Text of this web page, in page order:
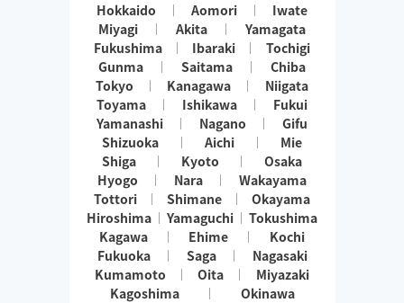
Hokkaido Aomori
Iwate
Miyagi
Akita
Yamagata
Fukushima
Ibaraki
Tochigi
Gunma
Saitama
Chiba
Tokyo
Kanagawa
Niigata
Toyama
Ishikawa
Fukui
Yamanashi
Nagano
Gifu
Shizuoka
Aichi
Mie
Shiga
Kyoto
Osaka
Hyogo
Nara
Wakayama
Tottori
Shimane
Okayama
Hiroshima
Yamaguchi
Tokushima
Kagawa
Ehime
Kochi
Fukuoka
Saga
Nagasaki
Kumamoto
Oita
Miyazaki
Kagoshima
Okinawa